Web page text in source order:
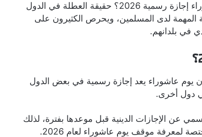
يتزايد البحث مع اقتراب شهر محرم حول هل يوم عاشوراء إجازة رسمية 2026؟ حقيقة العطلة في الدول
المهمة لدى المسلمين، ويحرص الكثيرون على
في بلدانهم.
يوم عاشوراء يعد إجازة رسمية في بعض الدول
في دول أخرى.
عن الإجازات الدينية قبل موعدها بفترة، لذلك
لمعرفة موقف يوم عاشوراء لعام 2026.